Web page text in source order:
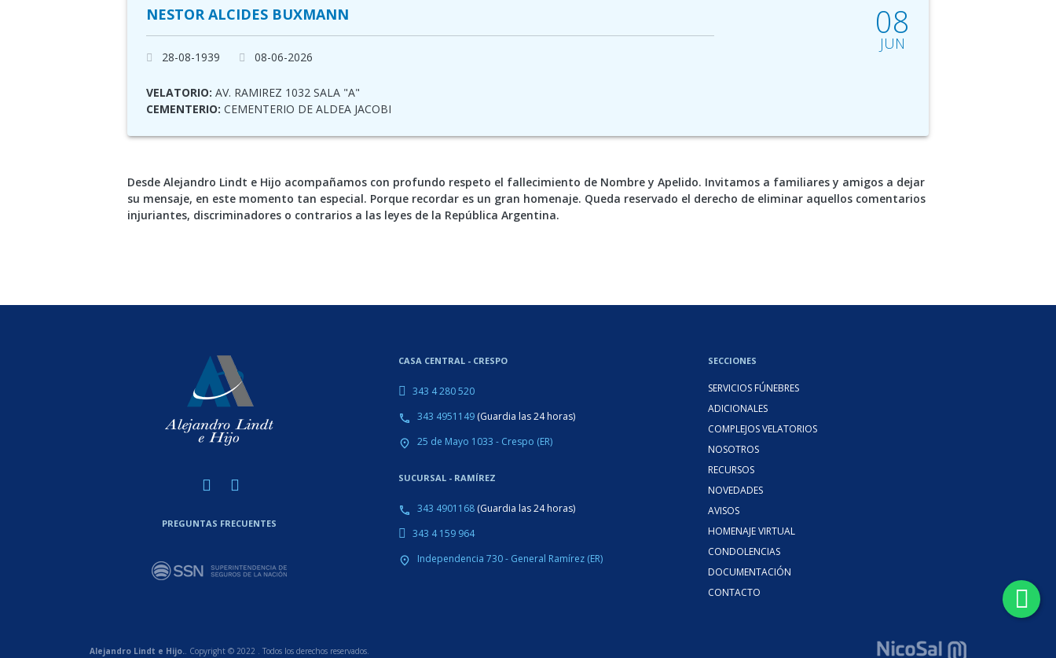
NESTOR ALCIDES BUXMANN
28-08-1939 08-06-2026
08
JUN
VELATORIO: AV. RAMIREZ 1032 SALA "A"
CEMENTERIO: CEMENTERIO DE ALDEA JACOBI
Desde Alejandro Lindt e Hijo acompañamos con profundo respeto el fallecimiento de Nombre y Apelido. Invitamos a familiares y amigos a dejar
su mensaje, en este momento tan especial. Porque recordar es un gran homenaje. Queda reservado el derecho de eliminar aquellos comentarios
injuriantes, discriminadores o contrarios a las leyes de la República Argentina.
PREGUNTAS FRECUENTES
CASA CENTRAL - CRESPO
343 4 280 520
phone 343 4951149 (Guardia las 24 horas)
place 25 de Mayo 1033 - Crespo (ER)
SUCURSAL - RAMÍREZ
phone 343 4901168 (Guardia las 24 horas)
343 4 159 964
place Independencia 730 - General Ramírez (ER)
SECCIONES
SERVICIOS FÚNEBRES
ADICIONALES
COMPLEJOS VELATORIOS
NOSOTROS
RECURSOS
NOVEDADES
AVISOS
HOMENAJE VIRTUAL
CONDOLENCIAS
DOCUMENTACIÓN
CONTACTO
Alejandro Lindt e Hijo.. Copyright © 2022 . Todos los derechos reservados.